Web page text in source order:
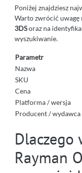
Poniżej znajdziesz
Warto zwrócić uwagę
3DSoraz na
wyszukiwanie.
Parametr
Nazwa
SKU
Cena
Platforma / wersja
Producent / wydawca
Rayman